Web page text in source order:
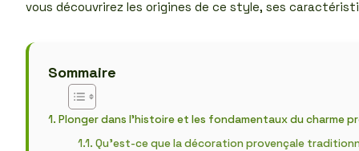
vous découvrirez les origines de ce style, ses
Sommaire
Plonger dans l’histoire et les fondamentaux du charme
Qu’est-ce que la décoration provençale